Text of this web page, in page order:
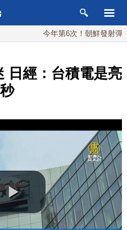
今年第6次！朝鮮發射彈道導彈
日經：台積電是亮